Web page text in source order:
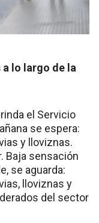
lo largo de la
el Servicio
se espera:
y lloviznas.
Baja sensación
se aguarda:
lloviznas y
del sector